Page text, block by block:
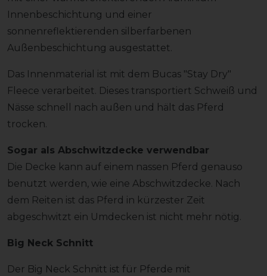
Innenbeschichtung und einer
sonnenreflektierenden silberfarbenen
Außenbeschichtung ausgestattet.
Das Innenmaterial ist mit dem Bucas "Stay Dry"
Fleece verarbeitet. Dieses transportiert Schweiß und
Nässe schnell nach außen und hält das Pferd
trocken.
Sogar als Abschwitzdecke verwendbar
Die Decke kann auf einem nassen Pferd genauso
benutzt werden, wie eine Abschwitzdecke. Nach
dem Reiten ist das Pferd in kürzester Zeit
abgeschwitzt ein Umdecken ist nicht mehr nötig.
Big Neck Schnitt
Der Big Neck Schnitt ist für Pferde mit